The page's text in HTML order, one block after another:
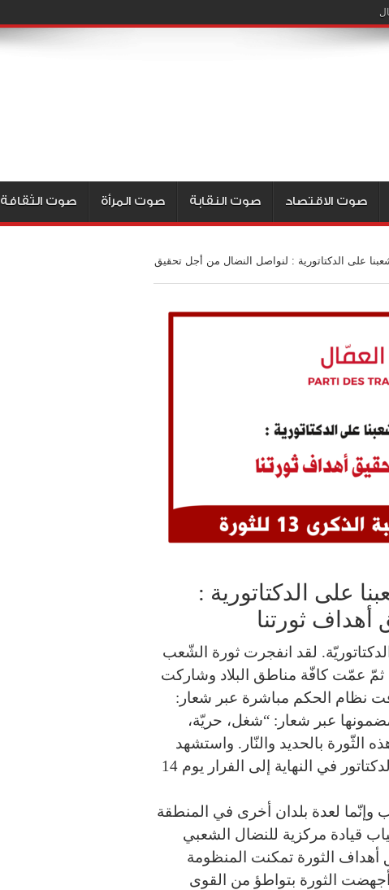
صوت الاقتصاد صوت النقابة صوت المرأة صوت الثقافة
13 لانتصار شعبنا على الدكتاتورية : لنواصل النضال من أجل تحقيق
لانتصار شعبنا على الدكتاتورية :
ثورتنا
13 لانتصاره على الدكتاتوريّة. لقد انفجرت ثورة الشّعب
2010 بسيدي بوزيد ثمّ عمّت كافّة مناطق البلاد وشاركت
نظام الحكم مباشرة عبر شعار:
عبر شعار: “شغل، حريّة،
الثّورة بالحديد والنّار. واستشهد
العشرات وجرح أضعاف أضعافهم، واضطر الدكتاتور في النهاية إلى الفرار يوم 14
وإنّما لعدة بلدان أخرى في المنطقة
قيادة مركزية للنضال الشعبي
الثورة تمكنت المنظومة
الثورة بتواطؤ من القوى